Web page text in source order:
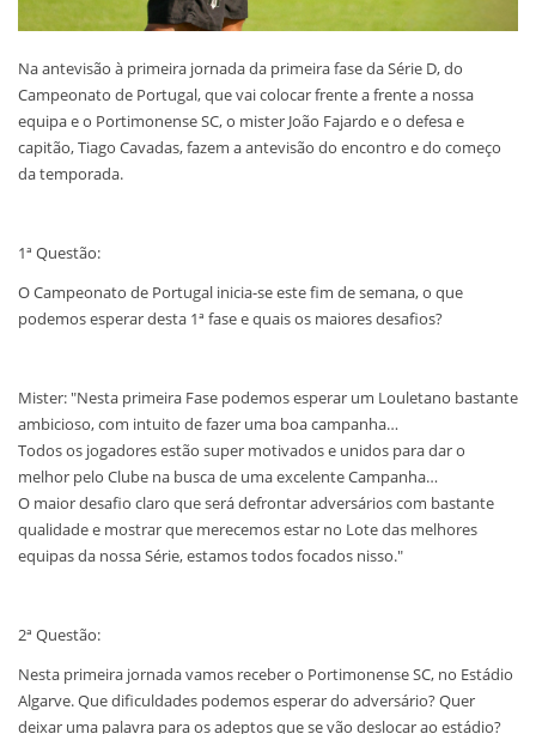
Na antevisão à primeira jornada da primeira fase da Série D, do
Campeonato de Portugal, que vai colocar frente a frente a nossa
equipa e o Portimonense SC, o mister João Fajardo e o defesa e
capitão, Tiago Cavadas, fazem a antevisão do encontro e do começo
da temporada.
1ª Questão:
O Campeonato de Portugal inicia-se este fim de semana, o que
podemos esperar desta 1ª fase e quais os maiores desafios?
Mister: "Nesta primeira Fase podemos esperar um Louletano bastante
ambicioso, com intuito de fazer uma boa campanha…
Todos os jogadores estão super motivados e unidos para dar o
melhor pelo Clube na busca de uma excelente Campanha…
O maior desafio claro que será defrontar adversários com bastante
qualidade e mostrar que merecemos estar no Lote das melhores
equipas da nossa Série, estamos todos focados nisso."
2ª Questão:
Nesta primeira jornada vamos receber o Portimonense SC, no Estádio
Algarve. Que dificuldades podemos esperar do adversário? Quer
deixar uma palavra para os adeptos que se vão deslocar ao estádio?